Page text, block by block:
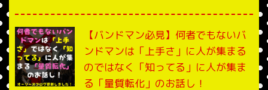
【バンドマン必見】何者でもないバ
ンドマンは「上手さ」に人が集まる
のではなく「知ってる」に人が集ま
る「量質転化」のお話し！